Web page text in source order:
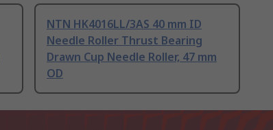
NTN HK4016LL/3AS 40 mm ID
Needle Roller Thrust Bearing
Drawn Cup Needle Roller, 47 mm
OD